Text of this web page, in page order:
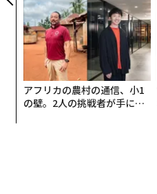
アクアソリューションの10年
アフリカの農村の通信、小1
の壁。2人の挑戦者が手にし